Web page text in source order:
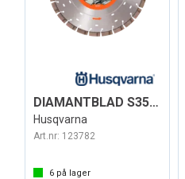
DIAMANTBLAD S35 ELITE-CUT EXO-GRIT
Husqvarna
Art.nr: 123782
6 på lager